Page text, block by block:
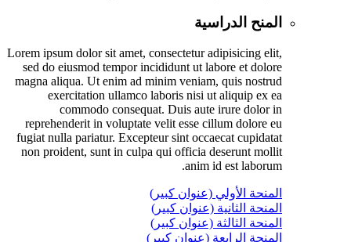
المنح الدراسية
Lorem ipsum dolor sit amet, consectetur adipisicing elit,
sed do eiusmod tempor incididunt ut labore et dolore
magna aliqua. Ut enim ad minim veniam, quis nostrud
exercitation ullamco laboris nisi ut aliquip ex ea
commodo consequat. Duis aute irure dolor in
reprehenderit in voluptate velit esse cillum dolore eu
fugiat nulla pariatur. Excepteur sint occaecat cupidatat
non proident, sunt in culpa qui officia deserunt mollit
anim id est laborum.
المنحة الأولي (عنوان كبير)
المنحة الثانية (عنوان كبير)
المنحة الثالثة (عنوان كبير)
المنحة الرابعة (عنوان كبير)